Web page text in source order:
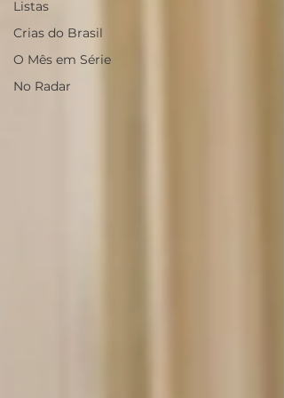
Listas
Crias do Brasil
O Mês em Série
No Radar